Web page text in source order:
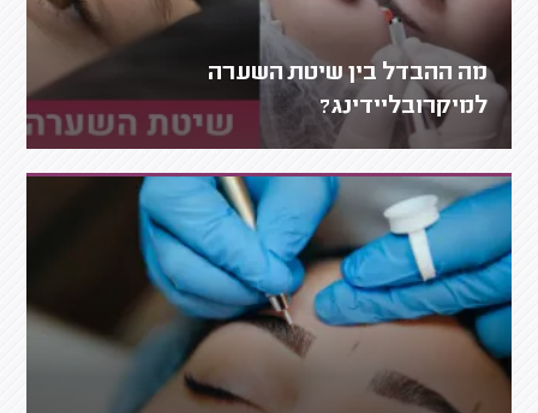
מה ההבדל בין שיטת השערה
למיקרובליידינג?